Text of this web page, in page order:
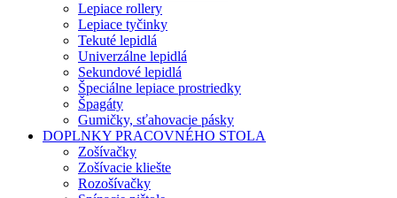
Lepiace rollery
Lepiace tyčinky
Tekuté lepidlá
Univerzálne lepidlá
Sekundové lepidlá
Špeciálne lepiace prostriedky
Špagáty
Gumičky, sťahovacie pásky
DOPLNKY PRACOVNÉHO STOLA
Zošívačky
Zošívacie kliešte
Rozošívačky